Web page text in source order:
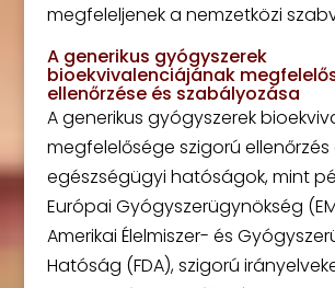
megfeleljenek a nemzetközi
A generikus gyógyszerek
bioekvivalenciájának
ellenőrzése és szabályozása
A generikus gyógyszerek
megfelelősége szigorú ellenőrzés
egészségügyi hatóságok, mint
Európai Gyógyszerügynökség
Amerikai Élelmiszer- és
Hatóság (FDA), szigorú